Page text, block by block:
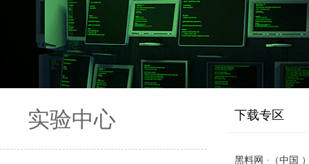
实验中心 下载专区
黑料网 ·（中国